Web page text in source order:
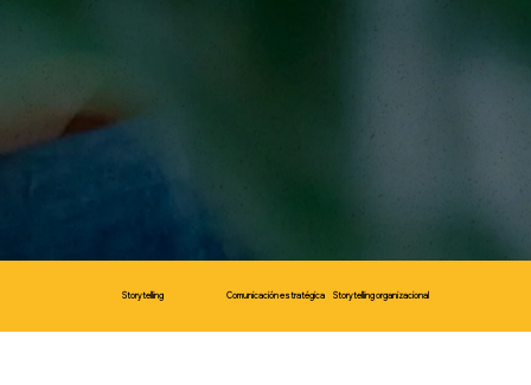
Storytelling Comunicación estratégica Storytelling organizacional